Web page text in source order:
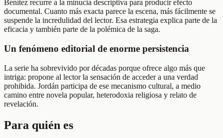
Benítez recurre a la minucia descriptiva para producir efecto
documental. Cuanto más exacta parece la escena, más fácilmente se
suspende la incredulidad del lector. Esa estrategia explica parte de la
eficacia y también parte de la polémica de la saga.
Un fenómeno editorial de enorme persistencia
La serie ha sobrevivido por décadas porque ofrece algo más que
intriga: propone al lector la sensación de acceder a una verdad
prohibida. Jordán participa de ese mecanismo cultural, a medio
camino entre novela popular, heterodoxia religiosa y relato de
revelación.
Para quién es